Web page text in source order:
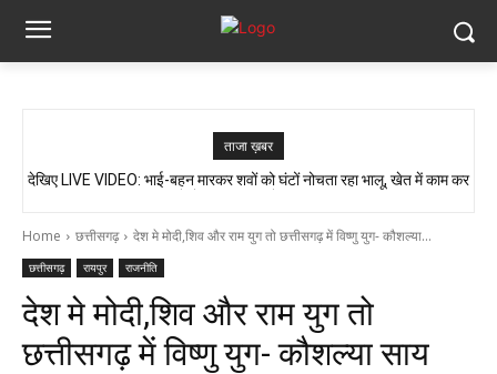
ताजा ख़बर
देखिए LIVE VIDEO: भाई-बहन मारकर शवों को घंटों नोचता रहा भालू, खेत में काम कर
Home छत्तीसगढ़ देश मे मोदी,शिव और राम युग तो छत्तीसगढ़ में विष्णु युग- कौशल्या...
छत्तीसगढ़ रायपुर राजनीति
देश मे मोदी,शिव और राम युग तो
छत्तीसगढ़ में विष्णु युग- कौशल्या साय